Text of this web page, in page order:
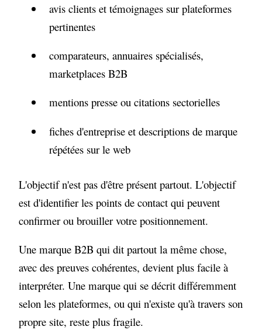
avis clients et témoignages sur plateformes
pertinentes
comparateurs, annuaires spécialisés,
marketplaces B2B
mentions presse ou citations sectorielles
fiches d'entreprise et descriptions de marque
répétées sur le web
L'objectif n'est pas d'être présent partout. L'objectif
est d'identifier les points de contact qui peuvent
confirmer ou brouiller votre positionnement.
Une marque B2B qui dit partout la même chose,
avec des preuves cohérentes, devient plus facile à
interpréter. Une marque qui se décrit différemment
selon les plateformes, ou qui n'existe qu'à travers son
propre site, reste plus fragile.